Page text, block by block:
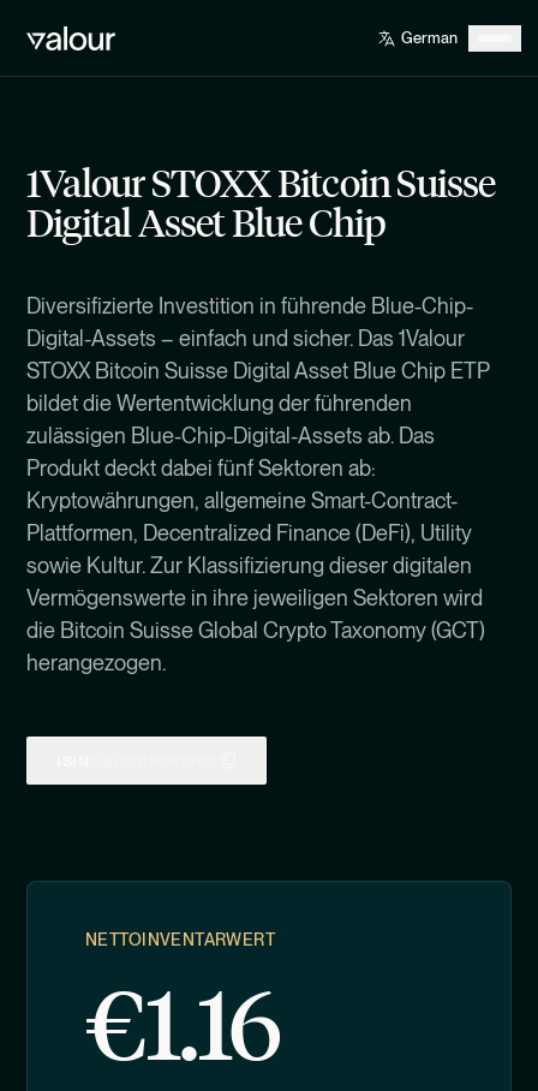
1Valour STOXX Bitcoin Suisse
Digital Asset Blue Chip
Diversifizierte Investition in führende Blue-Chip-
Digital-Assets – einfach und sicher. Das 1Valour
STOXX Bitcoin Suisse Digital Asset Blue Chip ETP
bildet die Wertentwicklung der führenden
zulässigen Blue-Chip-Digital-Assets ab. Das
Produkt deckt dabei fünf Sektoren ab:
Kryptowährungen, allgemeine Smart-Contract-
Plattformen, Decentralized Finance (DeFi), Utility
sowie Kultur. Zur Klassifizierung dieser digitalen
Vermögenswerte in ihre jeweiligen Sektoren wird
die Bitcoin Suisse Global Crypto Taxonomy (GCT)
herangezogen.
NETTOINVENTARWERT
€1.16